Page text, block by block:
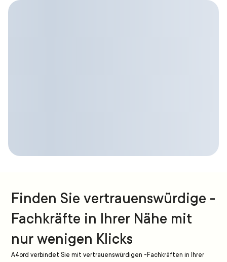
Finden Sie vertrauenswürdige -
Fachkräfte in Ihrer Nähe mit
nur wenigen Klicks
A4ord verbindet Sie mit vertrauenswürdigen -Fachkräften in Ihrer